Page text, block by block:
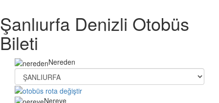
Şanlıurfa Denizli Otobüs
Bileti
Nereden
Nereye